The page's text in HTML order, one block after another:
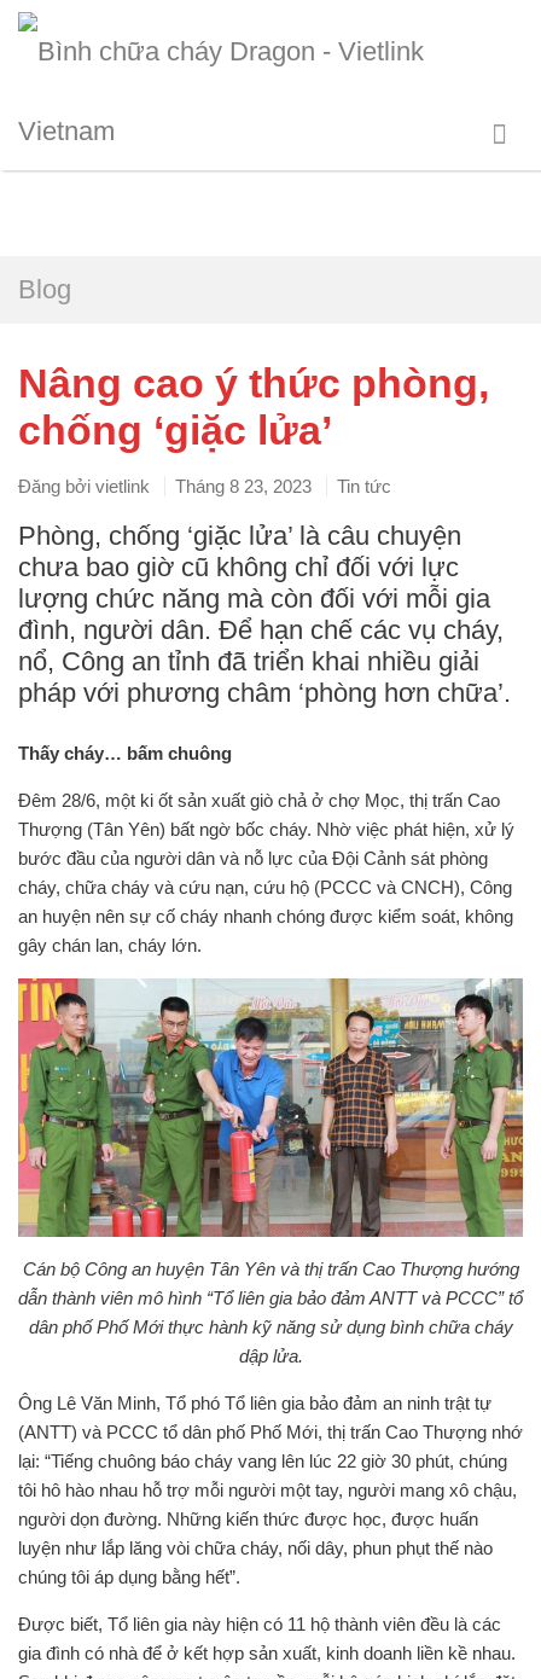
Blog
Nâng cao ý thức phòng,
chống ‘giặc lửa’
Đăng bởi vietlink Tháng 8 23, 2023 Tin tức
Phòng, chống ‘giặc lửa’ là câu chuyện
chưa bao giờ cũ không chỉ đối với lực
lượng chức năng mà còn đối với mỗi gia
đình, người dân. Để hạn chế các vụ cháy,
nổ, Công an tỉnh đã triển khai nhiều giải
pháp với phương châm ‘phòng hơn chữa’.
Thấy cháy… bấm chuông
Đêm 28/6, một ki ốt sản xuất giò chả ở chợ Mọc, thị trấn Cao
Thượng (Tân Yên) bất ngờ bốc cháy. Nhờ việc phát hiện, xử lý
bước đầu của người dân và nỗ lực của Đội Cảnh sát phòng
cháy, chữa cháy và cứu nạn, cứu hộ (PCCC và CNCH), Công
an huyện nên sự cố cháy nhanh chóng được kiểm soát, không
gây chán lan, cháy lớn.
Cán bộ Công an huyện Tân Yên và thị trấn Cao Thượng hướng
dẫn thành viên mô hình “Tổ liên gia bảo đảm ANTT và PCCC” tổ
dân phố Phố Mới thực hành kỹ năng sử dụng bình chữa cháy
dập lửa.
Ông Lê Văn Minh, Tổ phó Tổ liên gia bảo đảm an ninh trật tự
(ANTT) và PCCC tổ dân phố Phố Mới, thị trấn Cao Thượng nhớ
lại: “Tiếng chuông báo cháy vang lên lúc 22 giờ 30 phút, chúng
tôi hô hào nhau hỗ trợ mỗi người một tay, người mang xô chậu,
người dọn đường. Những kiến thức được học, được huấn
luyện như lắp lăng vòi chữa cháy, nối dây, phun phụt thế nào
chúng tôi áp dụng bằng hết”.
Được biết, Tổ liên gia này hiện có 11 hộ thành viên đều là các
gia đình có nhà để ở kết hợp sản xuất, kinh doanh liền kề nhau.